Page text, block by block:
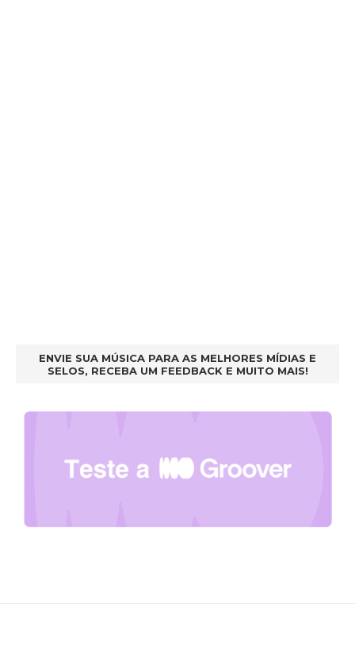
ENVIE SUA MÚSICA PARA AS MELHORES MÍDIAS E
SELOS, RECEBA UM FEEDBACK E MUITO MAIS!